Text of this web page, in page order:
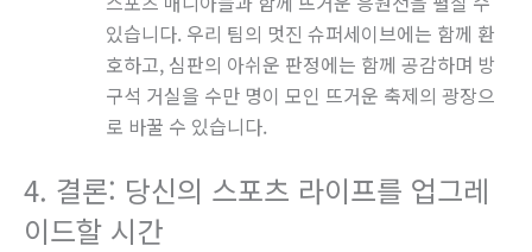
있습니다. 우리 팀의 멋진 슈퍼세이브에는 함께 환
호하고, 심판의 아쉬운 판정에는 함께 공감하며 방
구석 거실을 수만 명이 모인 뜨거운 축제의 광장으
로 바꿀 수 있습니다.
4. 결론: 당신의 스포츠 라이프를 업그레
이드할 시간